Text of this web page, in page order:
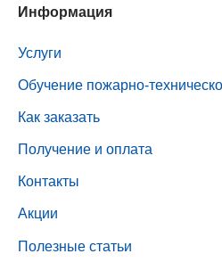
Информация
Услуги
Обучение пожарно-
Как заказать
Получение и оплата
Контакты
Акции
Полезные статьи